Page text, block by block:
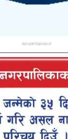
ADVERTISEMENT